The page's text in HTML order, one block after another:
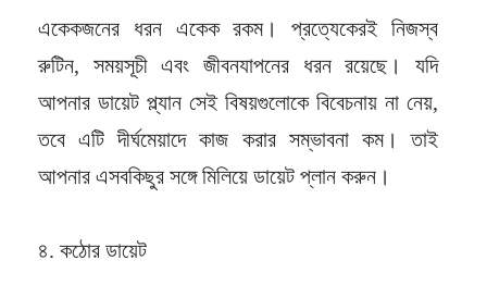
একেকজনের ধরন একেক রকম। প্রত্যেকেরই নিজস্ব
রুটিন, সময়সূচী এবং জীবনযাপনের ধরন রয়েছে। যদি
আপনার ডায়েট প্ল্যান সেই বিষয়গুলোকে বিবেচনায় না নেয়,
তবে এটি দীর্ঘমেয়াদে কাজ করার সম্ভাবনা কম। তাই
আপনার এসবকিছুর সঙ্গে মিলিয়ে ডায়েট প্লান করুন।
৪. কঠোর ডায়েট